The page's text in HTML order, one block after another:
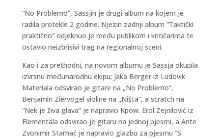
“No Problemo”, Sassjin je drugi album na kojem je
radila protekle 2 godine. Njezin zadnji album “Taktički
praktično” odjeknuo je među publikom i kritičarima te
ostavio neizbrisivi trag na regionalnoj sceni.
Kao i za prethodni, na novom albumu je Sassja okupila
izvrsnu međunarodnu ekipu; Jaka Berger iz Ludovik
Materiala odsvirao je gitare na „No Problemo“,
Benjamin Ziervogel violine na „Ništa“, a scratch na
“Nek je živa glava” je napravio Kpow. Erol Zejnilović iz
Elementala odsvirao je gitaru na jednoj pjesmi, a Ante
Zvonimir Stamać je napravio glazbu za pjesmu “S